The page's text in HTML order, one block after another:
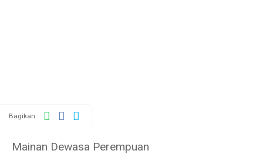
Bagikan :
Mainan Dewasa Perempuan